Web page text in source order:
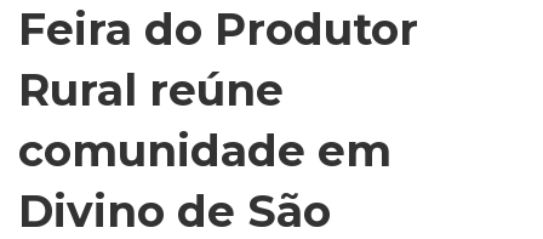
Feira do Produtor
Rural reúne
comunidade em
Divino de São